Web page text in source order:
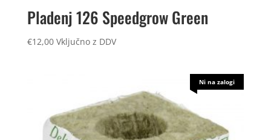
Pladenj 126 Speedgrow Green
€12,00 Vključno z DDV
Ni na zalogi